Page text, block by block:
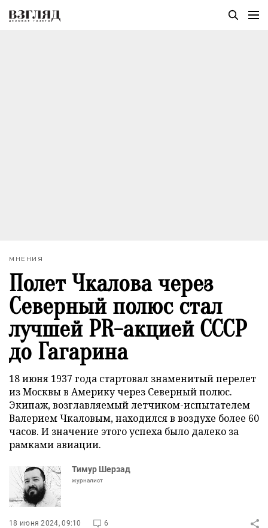
МНЕНИЯ
Полет Чкалова через
Северный полюс стал
лучшей PR-акцией СССР
до Гагарина
18 июня 1937 года стартовал знаменитый перелет
из Москвы в Америку через Северный полюс.
Экипаж, возглавляемый летчиком-испытателем
Валерием Чкаловым, находился в воздухе более 60
часов. И значение этого успеха было далеко за
рамками авиации.
Тимур Шерзад
журналист
18 июня 2024, 09:10 6